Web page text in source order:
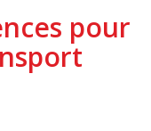
pour